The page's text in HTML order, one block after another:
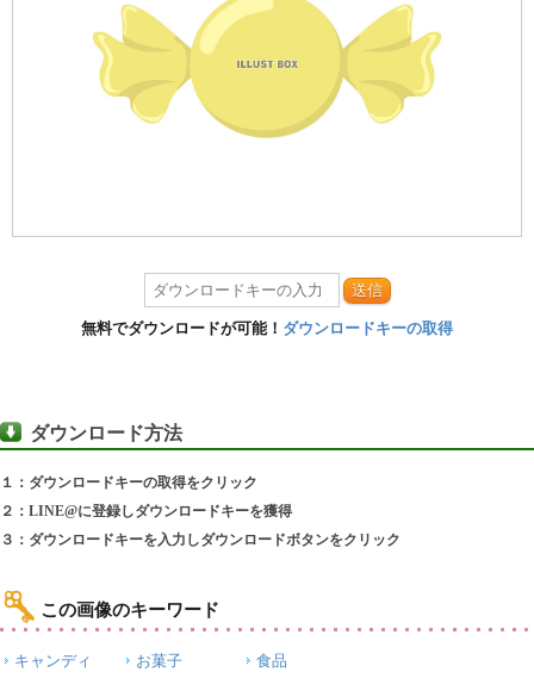
送信
無料でダウンロードが可能！ ダウンロードキーの取得
ダウンロード方法
１：ダウンロードキーの取得をクリック
２：LINE@に登録しダウンロードキーを獲得
３：ダウンロードキーを入力しダウンロードボタンをクリック
この画像のキーワード
キャンディ お菓子 食品